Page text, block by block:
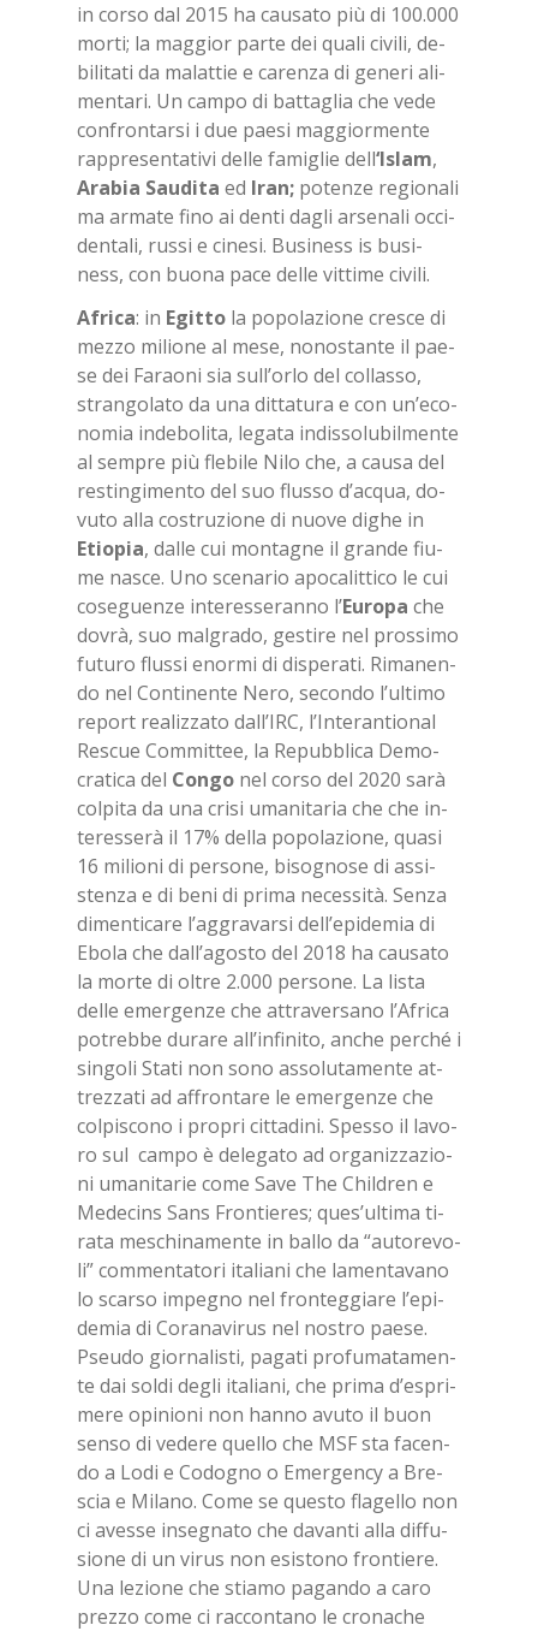
in cor­so dal 2015 ha cau­sa­to più di 100.000
mor­ti; la mag­gior par­te dei qua­li ci­vi­li, de­
bi­li­ta­ti da ma­lat­tie e ca­ren­za di ge­ne­ri ali­
men­ta­ri. Un cam­po di bat­ta­glia che vede
con­fron­tar­si i due pae­si mag­gior­men­te
rap­pre­sen­ta­ti­vi del­le fa­mi­glie dell‘Islam,
Ara­bia Sau­di­ta ed Iran; po­ten­ze re­gio­na­li
ma ar­ma­te fino ai den­ti da­gli ar­se­na­li oc­ci­
den­ta­li, rus­si e ci­ne­si. Bu­si­ness is bu­si­
ness, con buo­na pace del­le vit­ti­me ci­vi­li.
Afri­ca: in Egit­to la po­po­la­zio­ne cre­sce di
mez­zo mi­lio­ne al mese, no­no­stan­te il pae­
se dei Fa­rao­ni sia sul­l’or­lo del col­las­so,
stran­go­la­to da una dit­ta­tu­ra e con un’e­co­
no­mia in­de­bo­li­ta, le­ga­ta in­dis­so­lu­bil­men­te
al sem­pre più fle­bi­le Nilo che, a cau­sa del
re­stin­gi­men­to del suo flus­so d’ac­qua, do­
vu­to alla co­stru­zio­ne di nuo­ve di­ghe in
Etio­pia, dal­le cui mon­ta­gne il gran­de fiu­
me na­sce. Uno sce­na­rio apo­ca­lit­ti­co le cui
co­se­guen­ze in­te­res­se­ran­no l’Eu­ro­pa che
do­vrà, suo mal­gra­do, ge­sti­re nel pros­si­mo
fu­tu­ro flus­si enor­mi di di­spe­ra­ti. Ri­ma­nen­
do nel Con­ti­nen­te Nero, se­con­do l’ul­ti­mo
re­port rea­liz­za­to dal­l’IRC, l’In­te­ran­tio­nal
Re­scue Com­mit­tee, la Re­pub­bli­ca De­mo­
cra­ti­ca del Con­go nel cor­so del 2020 sarà
col­pi­ta da una cri­si uma­ni­ta­ria che che in­
te­res­se­rà il 17% del­la po­po­la­zio­ne, qua­si
16 mi­lio­ni di per­so­ne, bi­so­gno­se di as­si­
sten­za e di beni di pri­ma ne­ces­si­tà. Sen­za
di­men­ti­ca­re l’ag­gra­var­si del­l’e­pi­de­mia di
Ebo­la che dal­l’a­go­sto del 2018 ha cau­sa­to
la mor­te di ol­tre 2.000 per­so­ne. La li­sta
del­le emer­gen­ze che at­tra­ver­sa­no l’A­fri­ca
po­treb­be du­ra­re al­l’in­fi­ni­to, an­che per­ché i
sin­go­li Sta­ti non sono as­so­lu­ta­men­te at­
trez­za­ti ad af­fron­ta­re le emer­gen­ze che
col­pi­sco­no i pro­pri cit­ta­di­ni. Spes­so il la­vo­
ro sul cam­po è de­le­ga­to ad or­ga­niz­za­zio­
ni uma­ni­ta­rie come Save The Chil­dren e
Me­de­cins Sans Fron­tie­res; que­s’ul­ti­ma ti­
ra­ta me­schi­na­men­te in bal­lo da “au­to­re­vo­
li” com­men­ta­to­ri ita­lia­ni che la­men­ta­va­no
lo scar­so im­pe­gno nel fron­teg­gia­re l’e­pi­
de­mia di Co­ra­na­vi­rus nel no­stro pae­se.
Pseu­do gior­na­li­sti, pa­ga­ti pro­fu­ma­ta­men­
te dai sol­di de­gli ita­lia­ni, che pri­ma d’e­spri­
me­re opi­nio­ni non han­no avu­to il buon
sen­so di ve­de­re quel­lo che MSF sta fa­cen­
do a Lodi e Co­do­gno o Emer­gen­cy a Bre­
scia e Mi­la­no. Come se que­sto fla­gel­lo non
ci aves­se in­se­gna­to che da­van­ti alla dif­fu­
sio­ne di un vi­rus non esi­sto­no fron­tie­re.
Una le­zio­ne che stia­mo pa­gan­do a caro
prez­zo come ci rac­con­ta­no le cro­na­che